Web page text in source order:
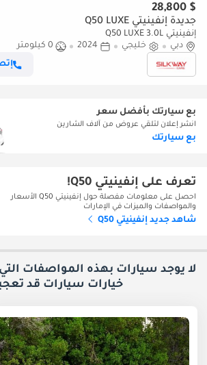
$ 28,800
جديدة إنفينيتي Q50 LUXE
إنفينيتي Q50 LUXE 3.0L
دبي
خليجي 2024
0 كيلومتر
بع سيارتك بأفضل سعر
انشر إعلان لتلقي عروض من آلاف الشارين
بع سيارتك
تعرف على إنفينيتي Q50!
احصل على معلومات مفصلة حول إنفينيتي Q50 الأسعار
والمواصفات والميزات في الإمارات
شاهد جديد إنفينيتي Q50
لا يوجد سيارات بهذه المواصفات
خيارات سيارات قد